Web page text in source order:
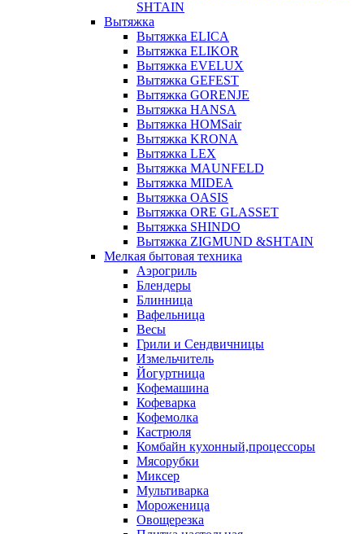
SHTAIN
Вытяжка
Вытяжка ELICA
Вытяжка ELIKOR
Вытяжка EVELUX
Вытяжка GEFEST
Вытяжка GORENJE
Вытяжка HANSA
Вытяжка HOMSair
Вытяжка KRONA
Вытяжка LEX
Вытяжка MAUNFELD
Вытяжка MIDEA
Вытяжка OASIS
Вытяжка ORE GLASSET
Вытяжка SHINDO
Вытяжка ZIGMUND &SHTAIN
Мелкая бытовая техника
Аэрогриль
Блендеры
Блинница
Вафельница
Весы
Грили и Сендвичницы
Измельчитель
Йогуртница
Кофемашина
Кофеварка
Кофемолка
Кастрюля
Комбайн кухонный,процессоры
Мясорубки
Миксер
Мультиварка
Мороженица
Овощерезка